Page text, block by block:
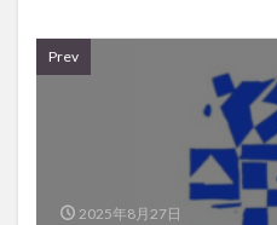
Prev
2025年8月27日